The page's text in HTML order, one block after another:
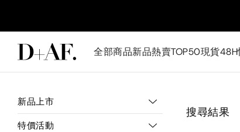
全部商品新品熱賣TOP50現貨
新品上市
特價活動
搜尋結果